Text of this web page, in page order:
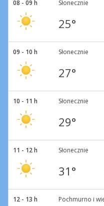
08 - 09 h Słonecznie
25°
09 - 10 h Słonecznie
27°
10 - 11 h Słonecznie
29°
11 - 12 h Słonecznie
31°
12 - 13 h Pochmurno i